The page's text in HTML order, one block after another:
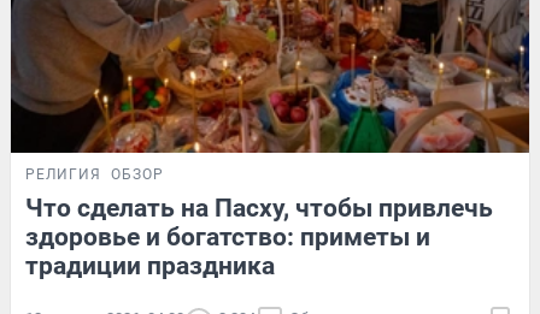
РЕЛИГИЯ ОБЗОР
Что сделать на Пасху, чтобы привлечь
здоровье и богатство: приметы и
традиции праздника